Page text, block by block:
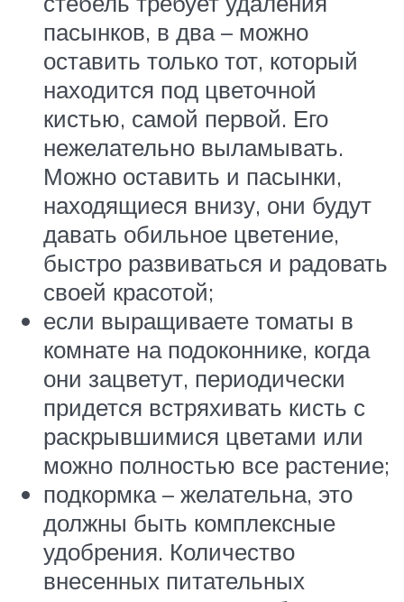
пасынков, в два – можно
оставить только тот, который
находится под цветочной
кистью, самой первой. Его
нежелательно выламывать.
Можно оставить и пасынки,
находящиеся внизу, они будут
давать обильное цветение,
быстро развиваться и радовать
своей красотой;
если выращиваете томаты в
комнате на подоконнике, когда
они зацветут, периодически
придется встряхивать кисть с
раскрывшимися цветами или
можно полностью все растение;
подкормка – желательна, это
должны быть комплексные
удобрения. Количество
внесенных питательных